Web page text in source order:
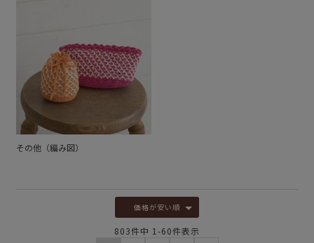
その他（編み図）
価格が安い順
803件中 1 -60件表示